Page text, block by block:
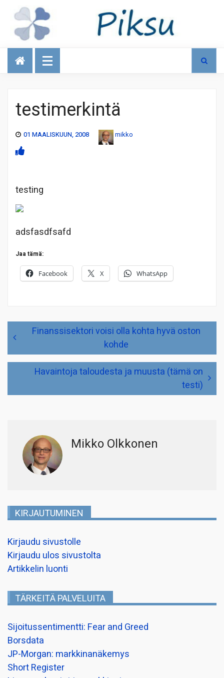
Talous
testimerkintä
01 MAALISKUUN, 2008 mikko
testing
adsfasdfsafd
Jaa tämä:
Facebook X WhatsApp
Artikkelien
selaus
Finanssisektori voisi olla kohta hyvä oston
kohde
Havaintoja taloudesta ja muusta (tämä on
testi)
Mikko Olkkonen
KIRJAUTUMINEN
Kirjaudu sivustolle
Kirjaudu ulos sivustolta
Artikkelin luonti
TÄRKEITÄ PALVELUITA
Sijoitussentimentti: Fear and Greed
Borsdata
JP-Morgan: markkinanäkemys
Short Register